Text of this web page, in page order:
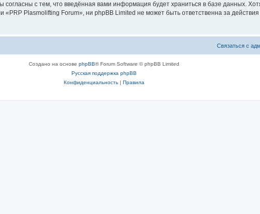
согласны с тем, что введённая вами информация будет храниться в базе данных.
Plasmolifting Forum», ни phpBB Limited не может быть ответственна за действия
Связаться с
Создано на основе phpBB® Forum Software © phpBB Limited
Русская поддержка phpBB
Конфиденциальность| Правила